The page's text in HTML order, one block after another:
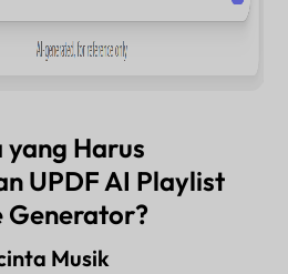
yang Harus
UPDF AI Playlist
Generator?
Musik